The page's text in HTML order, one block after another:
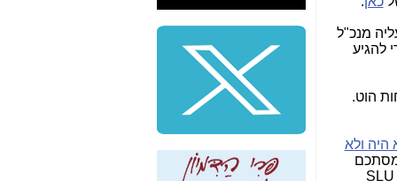
מנכ"ל
להגיע
הוט.
היה ולא
מסתכם
, ציבור, שלא מבין בכלל במה מדובר ולא שמע שיש בכלל דבר כזה - SLU
משקיעות ומפתחות
באותם תחומים -כאן
שלמה פילבר (עד
לאחרונה מנכ"ל משרד
התקשורת) - עד
מדינה? הצחקתם
"יש אפליה בחקירה"?
חשיפה: למה השר